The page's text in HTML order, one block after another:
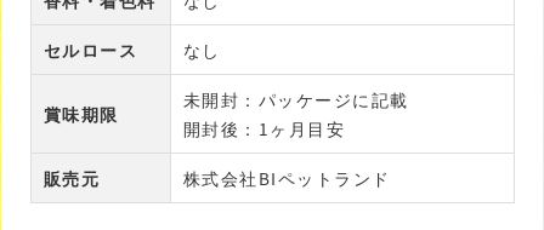
セルロース なし
賞味期限
未開封：パッケージに記載
開封後：1ヶ月目安
販売元 株式会社BIペットランド